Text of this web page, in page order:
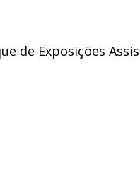
de Exposições